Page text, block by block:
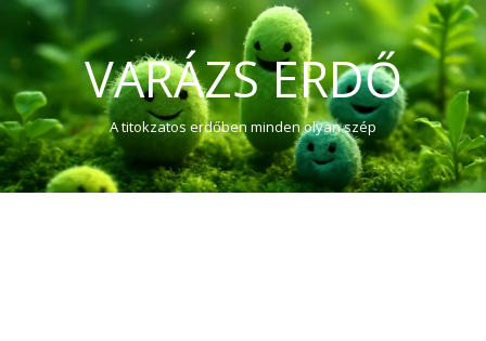
VARÁZS ERDŐ
A titokzatos erdőben minden olyan szép